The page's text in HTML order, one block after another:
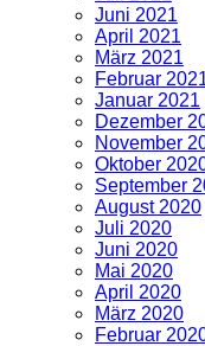
Juni 2021
April 2021
März 2021
Februar
Januar 2021
Dezember
November
Oktober
September
August 2020
Juli 2020
Juni 2020
Mai 2020
April 2020
März 2020
Februar